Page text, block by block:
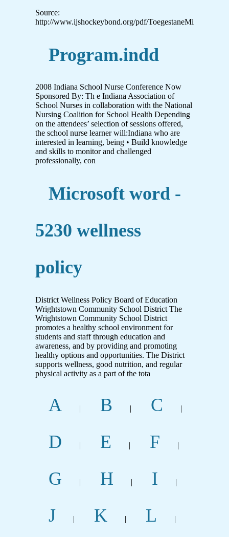
Source:
http://www.ijshockeybond.org/pdf/
Program.indd
2008 Indiana School Nurse Conference Now
Sponsored By: Th e Indiana Association of
School Nurses in collaboration with the National
Nursing Coalition for School Health Depending
on the attendees’ selection of sessions offered,
the school nurse learner will:Indiana who are
interested in learning, being • Build knowledge
and skills to monitor and challenged
professionally, con
Microsoft word -
5230 wellness
policy
District Wellness Policy Board of Education
Wrightstown Community School District The
Wrightstown Community School District
promotes a healthy school environment for
students and staff through education and
awareness, and by providing and promoting
healthy options and opportunities. The District
supports wellness, good nutrition, and regular
physical activity as a part of the tota
A | B | C |
D | E | F |
G | H | I |
J | K | L |